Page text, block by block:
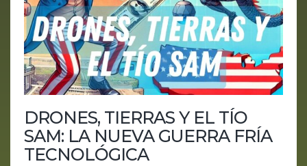
DRONES, TIERRAS Y EL TÍO
SAM: LA NUEVA GUERRA FRÍA
TECNOLÓGICA